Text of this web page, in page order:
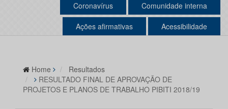
Coronavírus Comunidade interna
Ações afirmativas Acessibilidade
Home
Resultados
RESULTADO FINAL DE APROVAÇÃO DE
PROJETOS E PLANOS DE TRABALHO PIBITI 2018/19